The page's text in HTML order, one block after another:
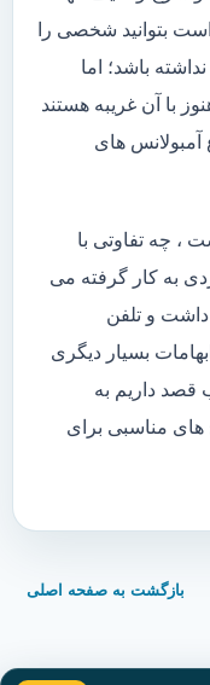
بتوانید شخصی را
باشد؛ اما
با آن غریبه هستند
آمبولانس های
، چه تفاوتی با
به کار گرفته می
و تلفن
بسیار دیگری
قصد داریم به
مناسبی برای
بازگشت به صفحه اصلی